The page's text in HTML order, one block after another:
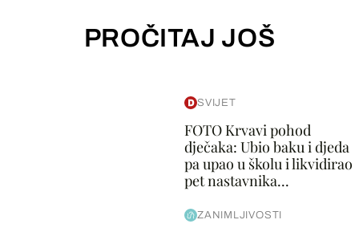
PROČITAJ JOŠ
SVIJET
FOTO Krvavi pohod
dječaka: Ubio baku i djeda
pa upao u školu i likvidirao
pet nastavnika...
ZANIMLJIVOSTI